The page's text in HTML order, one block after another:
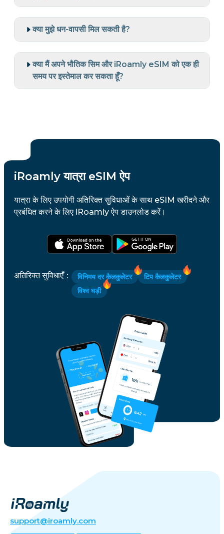
क्या मुझे धन-वापसी मिल सकती है?
क्या मैं अपने भौतिक सिम और iRoamly eSIM को एक ही
समय पर इस्तेमाल कर सकता हूँ?
iRoamly यात्रा eSIM ऐप
यात्रा के लिए उपयोगी अतिरिक्त सुविधाओं के साथ eSIM खरीदने और
प्रबंधित करने के लिए iRoamly ऐप डाउनलोड करें।
अतिरिक्त सुविधाएँ： विनिमय दर कैलकुलेटर
टिप कैलकुलेटर
विश्व घड़ी
support@iroamly.com